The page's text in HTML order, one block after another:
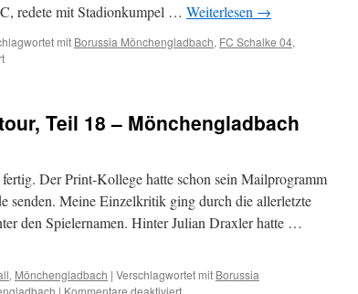
redete mit Stadionkumpel … Weiterlesen →
mit Borussia Mönchengladbach, FC Schalke 04,
Stadiontour,
–
Mönchengladbach
Teil 18 – Mönchengladbach
Der Print-Kollege hatte schon sein Mailprogramm
senden. Meine Einzelkritik ging durch die allerletzte
den Spielernamen. Hinter Julian Draxler hatte …
, Mönchengladbach | Verschlagwortet mit Borussia
| Kommentare deaktiviert